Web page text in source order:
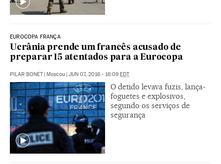
EUROCOPA FRANÇA
Ucrânia prende um francês acusado de
preparar 15 atentados para a Eurocopa
PILAR BONET | Moscou | JUN 07, 2016 - 16:09 EDT
O detido levava fuzis, lança-
foguetes e explosivos,
segundo os serviços de
segurança